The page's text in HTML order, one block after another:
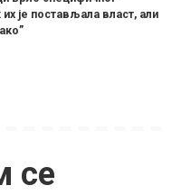
је постављала власт, али
се